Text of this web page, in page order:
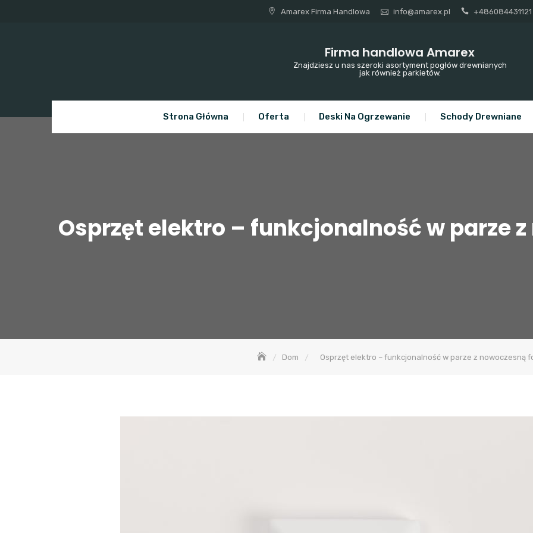
Amarex Firma Handlowa info@amarex.pl +486084431121
Firma handlowa Amarex
Znajdziesz u nas szeroki asortyment pogłów drewnianych
jak również parkietów.
Strona Główna Oferta Deski Na Ogrzewanie Schody Drewniane
Osprzęt elektro – funkcjonalność w parze
Dom Osprzęt elektro – funkcjonalność w parze z nowoczesną